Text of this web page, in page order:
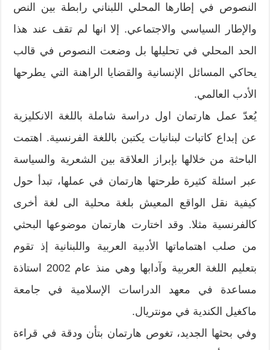
النصوص في إطارها المحلي اللبناني رابطة بين النص
والإطار السياسي والاجتماعي. إلا انها لم تقف عند هذا
الحد المحلي في تحليلها بل وضعت النصوص في قالب
يحاكي المسائل الإنسانية والقضايا الراهنة التي يطرحها
الأدب العالمي.
يُعدّ عمل هارتمان اول دراسة شاملة باللغة الانكليزية
عن إبداع كاتبات لبنانيات يكتبن باللغة الفرنسية. اهتمت
الباحثة من خلالها بإبراز العلاقة بين الشعرية والسياسة
عبر اسئلة كثيرة طرحتها هارتمان في عملها، تبدأ حول
كيفية نقل الواقع المعيش بلغة محلية الى لغة أخرى
كالفرنسية مثلا. وقد اختارت هارتمان موضوعها البحثي
من صلب اهتماماتها الأدبية العربية واللبنانية إذ تقوم
بتعليم اللغة العربية وآدابها وهي منذ عام 2002 استاذة
مساعدة في معهد الدراسات الإسلامية في جامعة
ماكغيل الكندية في مونتريال.
وفي بحثها الجديد، تغوص هارتمان بتأن ودقة في قراءة